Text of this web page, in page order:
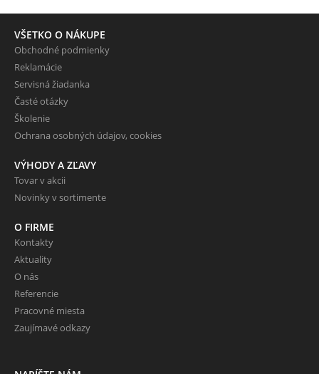
VŠETKO O NÁKUPE
Obchodné podmienky
Reklamácie
Servisná žiadanka
Časté otázky
Školenie
Ochrana osobných údajov, cookies
VÝHODY A ZĽAVY
Tovar v akcii
Novinky v sortimente
O FIRME
Kontakty
Aktuality
O nás
Referencie
Pracovné miesta
Zaujímavé odkazy